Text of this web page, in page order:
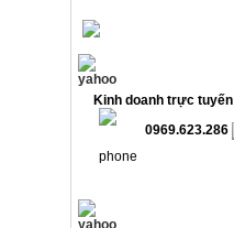
Kinh doanh trực tuyến
0969.623.286